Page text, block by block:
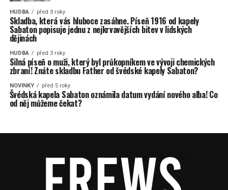
HUDBA před 3 roky
Skladba, která vás hluboce zasáhne. Píseň 1916 od kapely
Sabaton popisuje jednu z nejkrvavějších bitev v lidských
dějinách
HUDBA před 3 roky
Silná píseň o muži, který byl průkopníkem ve vývoji chemických
zbraní! Znáte skladbu Father od švédské kapely Sabaton?
NOVINKY před 5 roky
Švédská kapela Sabaton oznámila datum vydání nového alba! Co
od něj můžeme čekat?